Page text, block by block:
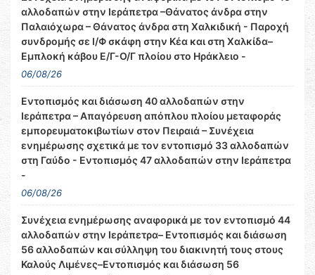
αλλοδαπών στην Ιεράπετρα –Θάνατος άνδρα στην
Παλαιόχωρα – Θάνατος άνδρα στη Χαλκιδική - Παροχή
συνδρομής σε Ι/Φ σκάφη στην Κέα και στη Χαλκίδα–
Εμπλοκή κάβου Ε/Γ-Ο/Γ πλοίου στο Ηράκλειο -
06/08/26
Εντοπισμός και διάσωση 40 αλλοδαπών στην
Ιεράπετρα – Απαγόρευση απόπλου πλοίου μεταφοράς
εμπορευματοκιβωτίων στον Πειραιά – Συνέχεια
ενημέρωσης σχετικά με τον εντοπισμό 33 αλλοδαπών
στη Γαύδο - Εντοπισμός 47 αλλοδαπών στην Ιεράπετρα
-
06/08/26
Συνέχεια ενημέρωσης αναφορικά με τον εντοπισμό 44
αλλοδαπών στην Ιεράπετρα– Εντοπισμός και διάσωση
56 αλλοδαπών και σύλληψη του διακινητή τους στους
Καλούς Λιμένες–Εντοπισμός και διάσωση 56